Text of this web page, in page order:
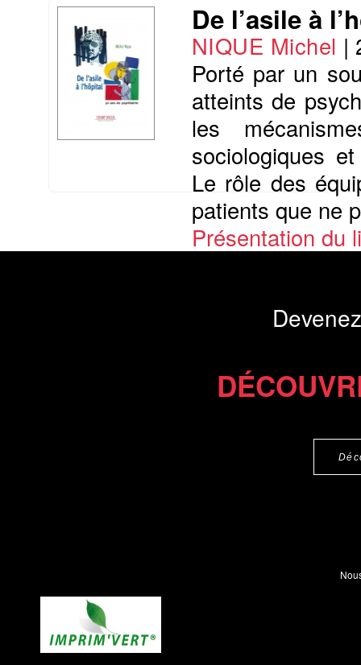
De l’asile à
NIQUE Michel |
Porté par un
atteints de
les
sociologiques
Le rôle des
patients que ne
Présentation du